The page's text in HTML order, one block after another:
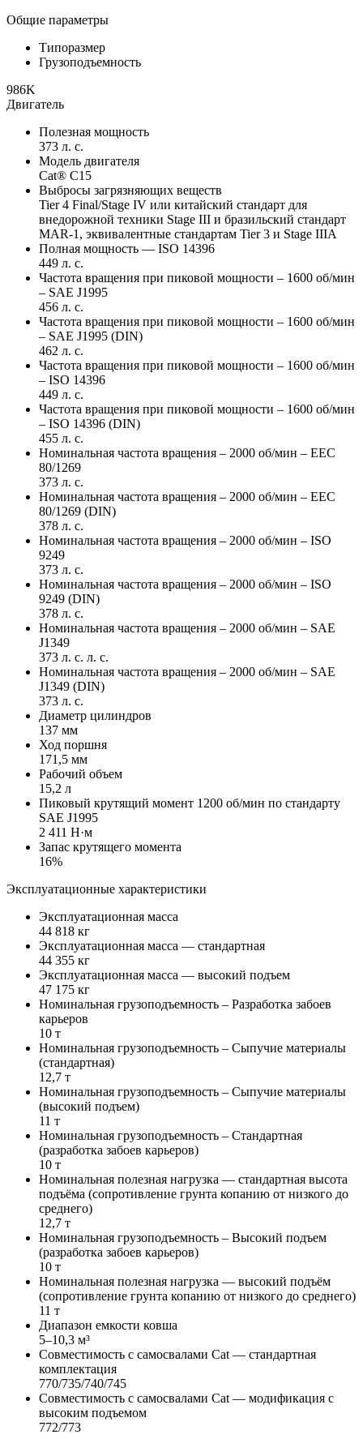
Общие параметры
Типоразмер
Грузоподъемность
986K
Двигатель
Полезная мощность
373 л. с.
Модель двигателя
Cat® C15
Выбросы загрязняющих веществ
Tier 4 Final/Stage IV или китайский стандарт для
внедорожной техники Stage III и бразильский стандарт
MAR-1, эквивалентные стандартам Tier 3 и Stage IIIA
Полная мощность — ISO 14396
449 л. с.
Частота вращения при пиковой мощности – 1600 об/мин
– SAE J1995
456 л. с.
Частота вращения при пиковой мощности – 1600 об/мин
– SAE J1995 (DIN)
462 л. с.
Частота вращения при пиковой мощности – 1600 об/мин
– ISO 14396
449 л. с.
Частота вращения при пиковой мощности – 1600 об/мин
– ISO 14396 (DIN)
455 л. с.
Номинальная частота вращения – 2000 об/мин – EEC
80/1269
373 л. с.
Номинальная частота вращения – 2000 об/мин – EEC
80/1269 (DIN)
378 л. с.
Номинальная частота вращения – 2000 об/мин – ISO
9249
373 л. с.
Номинальная частота вращения – 2000 об/мин – ISO
9249 (DIN)
378 л. с.
Номинальная частота вращения – 2000 об/мин – SAE
J1349
373 л. с. л. с.
Номинальная частота вращения – 2000 об/мин – SAE
J1349 (DIN)
373 л. с.
Диаметр цилиндров
137 мм
Ход поршня
171,5 мм
Рабочий объем
15,2 л
Пиковый крутящий момент 1200 об/мин по стандарту
SAE J1995
2 411 Н·м
Запас крутящего момента
16%
Эксплуатационные характеристики
Эксплуатационная масса
44 818 кг
Эксплуатационная масса — стандартная
44 355 кг
Эксплуатационная масса — высокий подъем
47 175 кг
Номинальная грузоподъемность – Разработка забоев
карьеров
10 т
Номинальная грузоподъемность – Сыпучие материалы
(стандартная)
12,7 т
Номинальная грузоподъемность – Сыпучие материалы
(высокий подъем)
11 т
Номинальная грузоподъемность – Стандартная
(разработка забоев карьеров)
10 т
Номинальная полезная нагрузка — стандартная высота
подъёма (сопротивление грунта копанию от низкого до
среднего)
12,7 т
Номинальная грузоподъемность – Высокий подъем
(разработка забоев карьеров)
10 т
Номинальная полезная нагрузка — высокий подъём
(сопротивление грунта копанию от низкого до среднего)
11 т
Диапазон емкости ковша
5–10,3 м³
Совместимость с самосвалами Cat — стандартная
комплектация
770/735/740/745
Совместимость с самосвалами Cat — модификация с
высоким подъемом
772/773